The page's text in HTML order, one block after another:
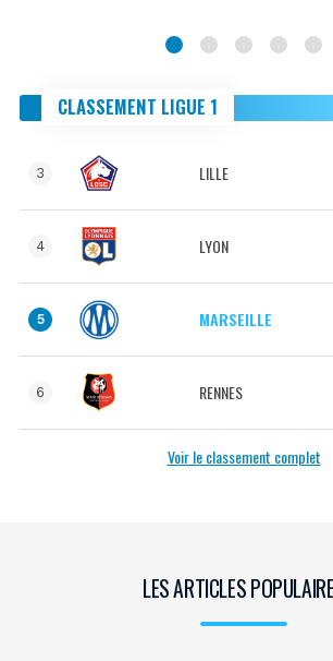
CLASSEMENT LIGUE 1
3 LILLE
4 LYON
5 MARSEILLE
6 RENNES
Voir le classement complet
LES ARTICLES